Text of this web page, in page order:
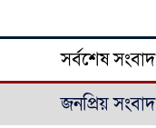
সর্বশেষ সংবাদ
জনপ্রিয় সংবাদ